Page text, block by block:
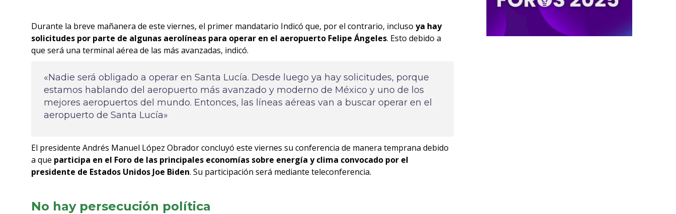
Durante la breve mañanera de este viernes, el primer mandatario Indicó que, por el contrario, incluso ya hay
solicitudes por parte de algunas aerolíneas para operar en el aeropuerto Felipe Ángeles. Esto debido a
que será una terminal aérea de las más avanzadas, indicó.
«Nadie será obligado a operar en Santa Lucía. Desde luego ya hay solicitudes, porque
estamos hablando del aeropuerto más avanzado y moderno de México y uno de los
mejores aeropuertos del mundo. Entonces, las líneas aéreas van a buscar operar en el
aeropuerto de Santa Lucía»
El presidente Andrés Manuel López Obrador concluyó este viernes su conferencia de manera temprana debido
a que participa en el Foro de las principales economías sobre energía y clima convocado por el
presidente de Estados Unidos Joe Biden. Su participación será mediante teleconferencia.
No hay persecución política